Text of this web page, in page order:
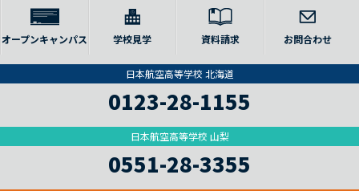
オープンキャンパス 学校見学 資料請求 お問合わせ
日本航空高等学校 北海道
0123-28-1155
日本航空高等学校 山梨
0551-28-3355